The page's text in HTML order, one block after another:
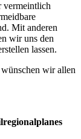
vermeintlich
Mit anderen
wir uns den
lassen.
wir allen